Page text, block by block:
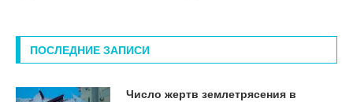
ПОСЛЕДНИЕ ЗАПИСИ
Число жертв землетрясения в